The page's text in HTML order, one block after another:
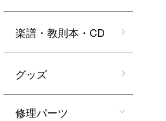
楽譜・教則本・CD
グッズ
修理パーツ